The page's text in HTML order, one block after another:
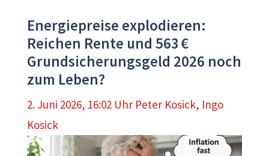
Energiepreise explodieren:
Reichen Rente und 563 €
Grundsicherungsgeld 2026 noch
zum Leben?
2. Juni 2026, 16:02 Uhr Peter Kosick, Ingo
Kosick